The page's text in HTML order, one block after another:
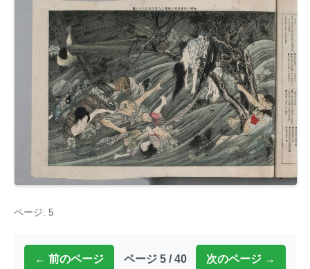
ページ: 5
← 前のページ ページ 5 / 40 次のページ →